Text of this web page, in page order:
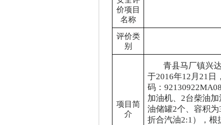
价项目
名称
评价类
别
项目简
介
青县马厂镇兴
于2016年12月21
码：
加油机、2台柴油
油储罐2个、容积
折合汽油2:1），根